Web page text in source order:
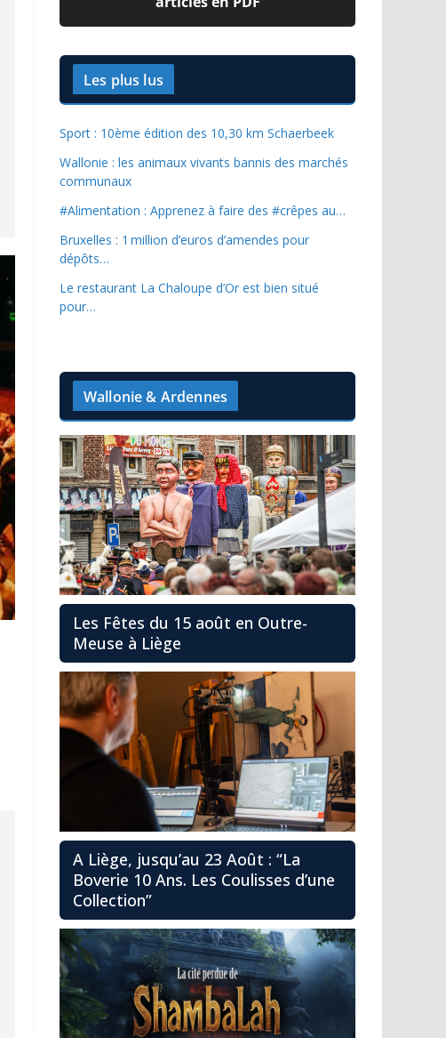
Les plus lus
Sport : 10ème édition des 10,30 km Schaerbeek
Wallonie : les animaux vivants bannis des marchés
communaux
#Alimentation : Apprenez à faire des #crêpes au…
Bruxelles : 1 million d’euros d’amendes pour
dépôts…
Le restaurant La Chaloupe d’Or est bien situé
pour…
Wallonie & Ardennes
Les Fêtes du 15 août en Outre-
Meuse à Liège
A Liège, jusqu’au 23 Août : “La
Boverie 10 Ans. Les Coulisses d’une
Collection”